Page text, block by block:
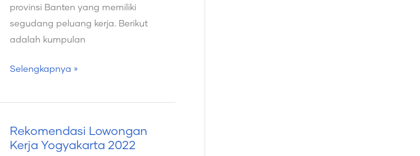
provinsi Banten yang memiliki
segudang peluang kerja. Berikut
adalah kumpulan
Selengkapnya »
Rekomendasi Lowongan
Kerja Yogyakarta 2022
Rekomendasi
Lowongan